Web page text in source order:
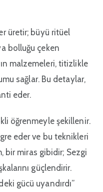
üretir; büyü ritüel
bolluğu çeken
malzemeleri, titizlikle
sağlar. Bu detaylar,
eder.
öğrenmeyle şekillenir.
eder ve bu teknikleri
bir miras gibidir; Sezgi
güçlendirir.
gücü uyandırdı”